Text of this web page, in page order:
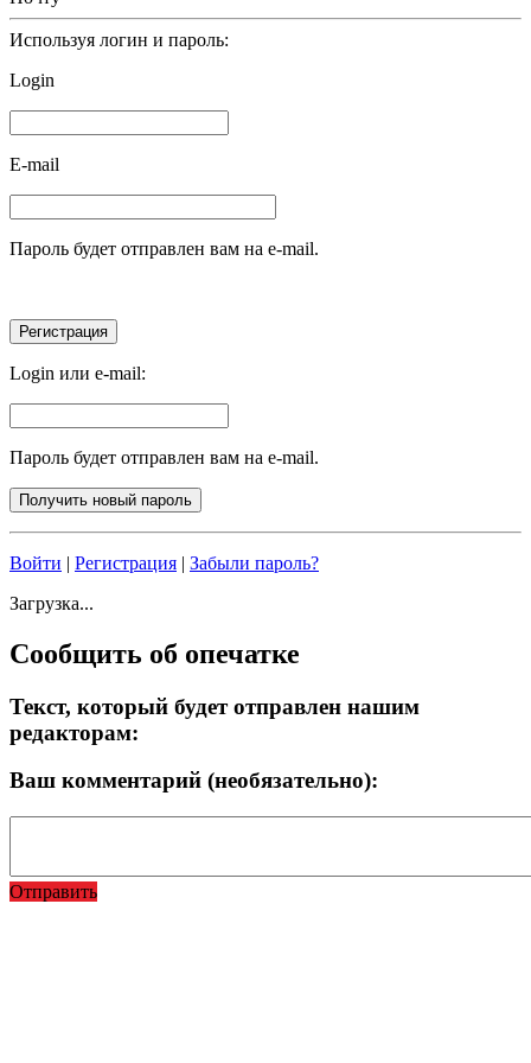
Используя логин и пароль:
Login
E-mail
Пароль будет отправлен вам на e-mail.
Login или e-mail:
Пароль будет отправлен вам на e-mail.
Войти | Регистрация | Забыли пароль?
Загрузка...
Сообщить об опечатке
Текст, который будет отправлен нашим
редакторам:
Ваш комментарий (необязательно):
Отправить